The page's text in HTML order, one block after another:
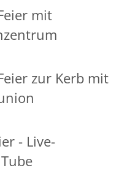
mit
zur Kerb mit
- Live-